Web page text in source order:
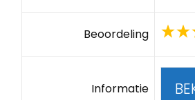
Beoordeling
Informatie